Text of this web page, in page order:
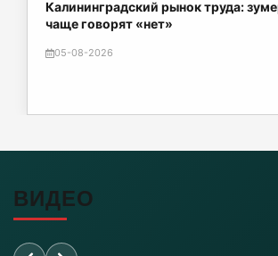
05-08-2026
05-08-2026
чаще говорят «нет»
05-08-2026
Пенсия не дотягивает до 25 000:
реально получают работающие
05-08-2026
ВИДЕО